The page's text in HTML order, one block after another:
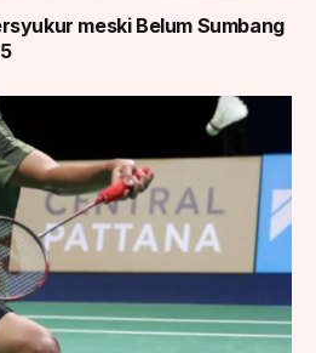
meski Belum Sumbang